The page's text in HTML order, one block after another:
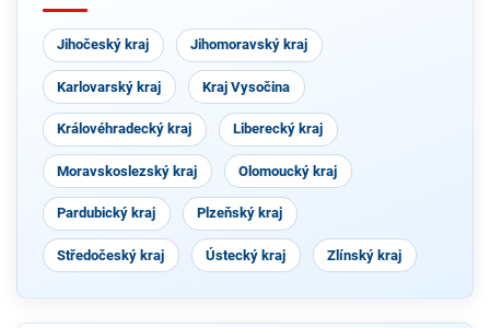
Jihočeský kraj Jihomoravský kraj
Karlovarský kraj Kraj Vysočina
Královéhradecký kraj Liberecký kraj
Moravskoslezský kraj Olomoucký kraj
Pardubický kraj Plzeňský kraj
Středočeský kraj Ústecký kraj Zlínský kraj